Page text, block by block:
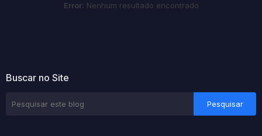
Error: Nenhum resultado encontrado
Buscar no Site